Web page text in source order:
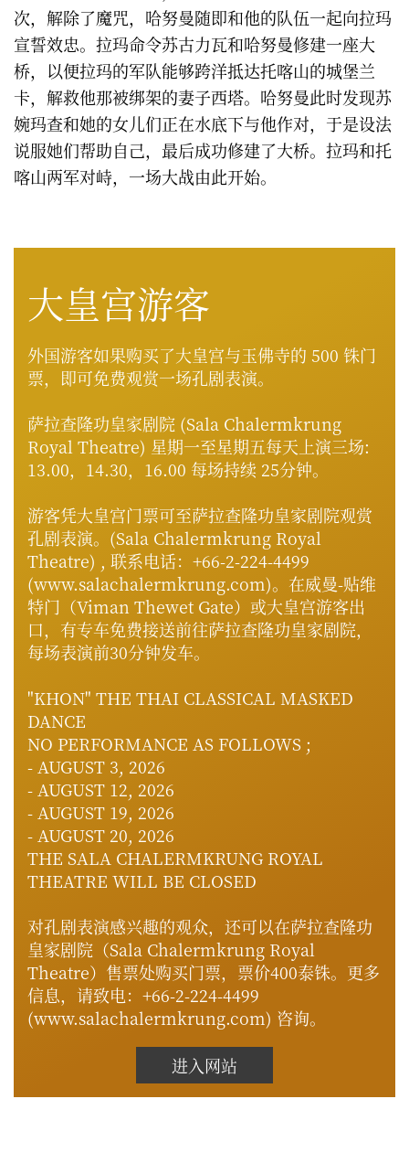
次，解除了魔咒，哈努曼随即和他的队伍一起向拉玛
宣誓效忠。拉玛命令苏古力瓦和哈努曼修建一座大
桥，以便拉玛的军队能够跨洋抵达托喀山的城堡兰
卡，解救他那被绑架的妻子西塔。哈努曼此时发现苏
婉玛查和她的女儿们正在水底下与他作对，于是设法
说服她们帮助自己，最后成功修建了大桥。拉玛和托
喀山两军对峙，一场大战由此开始。
大皇宫游客
外国游客如果购买了大皇宫与玉佛寺的 500 铢门
票，即可免费观赏一场孔剧表演。
萨拉查隆功皇家剧院 (Sala Chalermkrung
Royal Theatre) 星期一至星期五每天上演三场:
13.00，14.30，16.00 每场持续 25分钟。
游客凭大皇宫门票可至萨拉查隆功皇家剧院观赏
孔剧表演。 (Sala Chalermkrung Royal
Theatre) , 联系电话： +66-2-224-4499
(www.salachalermkrung.com)。在威曼-贴维
特门（Viman Thewet Gate）或大皇宫游客出
口，有专车免费接送前往萨拉查隆功皇家剧院，
每场表演前30分钟发车。
"KHON" THE THAI CLASSICAL MASKED
DANCE
NO PERFORMANCE AS FOLLOWS ;
- AUGUST 3, 2026
- AUGUST 12, 2026
- AUGUST 19, 2026
- AUGUST 20, 2026
THE SALA CHALERMKRUNG ROYAL
THEATRE WILL BE CLOSED
对孔剧表演感兴趣的观众，还可以在萨拉查隆功
皇家剧院（Sala Chalermkrung Royal
Theatre）售票处购买门票，票价400泰铢。更多
信息， 请致电： +66-2-224-4499
(www.salachalermkrung.com) 咨询。
进入网站